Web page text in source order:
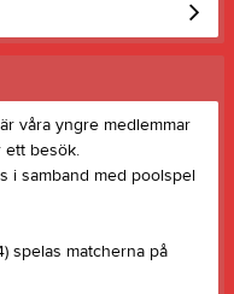
våra yngre medlemmar
ett besök.
i samband med poolspel
spelas matcherna på